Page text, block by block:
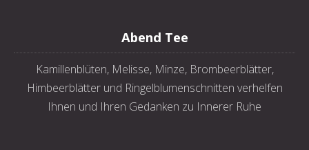
Abend Tee
Kamillenblüten, Melisse, Minze, Brombeerblätter,
Himbeerblätter und Ringelblumenschnitten verhelfen
Ihnen und Ihren Gedanken zu Innerer Ruhe